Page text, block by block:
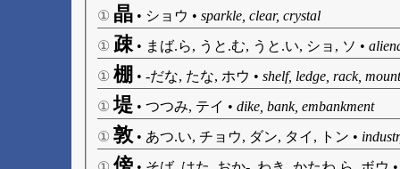
① 晶 • ショウ • sparkle, clear, crystal
① 疎 • まば.ら, うと.む, うと.い, ショ, ソ •
① 棚 • -だな, たな, ホウ • shelf, ledge, rack,
① 堤 • つつみ, テイ • dike, bank, embankment
① 敦 • あつ.い, チョウ, ダン, タイ, トン •